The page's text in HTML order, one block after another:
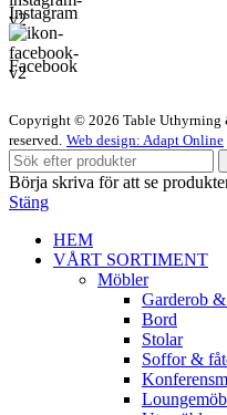
Instagram
Facebook
Copyright © 2026 Table Uthyrning
reserved​​. Web design: Adapt Online
Börja skriva för att se
Stäng
HEM
VÅRT SORTIMENT
Möbler
Garderob
Bord
Stolar
Soffor &